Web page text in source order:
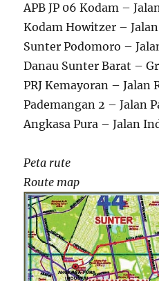
APB JP 06 Kodam –
Kodam Howitzer –
Sunter Podomoro –
Danau Sunter Barat –
PRJ Kemayoran – Jalan
Pademangan 2 – Jalan
Angkasa Pura – Jalan
Peta rute
Route map